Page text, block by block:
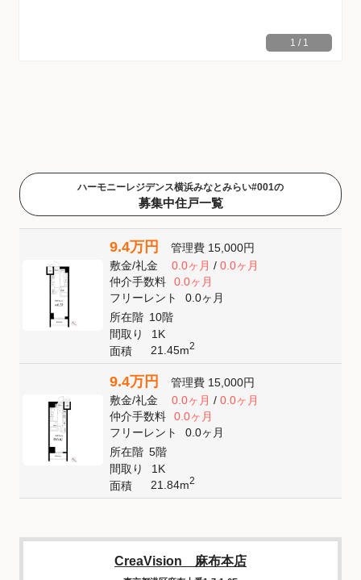
1 / 1
ハーモニーレジデンス横浜みなとみらい#001の
募集中住戸一覧
9.4万円 管理費 15,000円
敷金/礼金 0.0ヶ月/ 0.0ヶ月
仲介手数料
0.0ヶ月
フリーレント
0.0ヶ月
所在階 10階
間取り
1K
面積
21.45m2
9.4万円 管理費 15,000円
敷金/礼金 0.0ヶ月/ 0.0ヶ月
仲介手数料
0.0ヶ月
フリーレント
0.0ヶ月
所在階 5階
間取り
1K
面積
21.84m2
CreaVision 麻布本店